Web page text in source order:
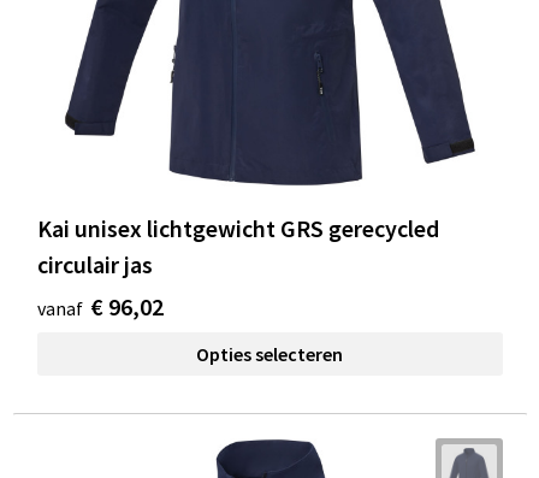
Kai unisex lichtgewicht GRS gerecycled
circulair jas
vanaf € 96,02
Opties selecteren